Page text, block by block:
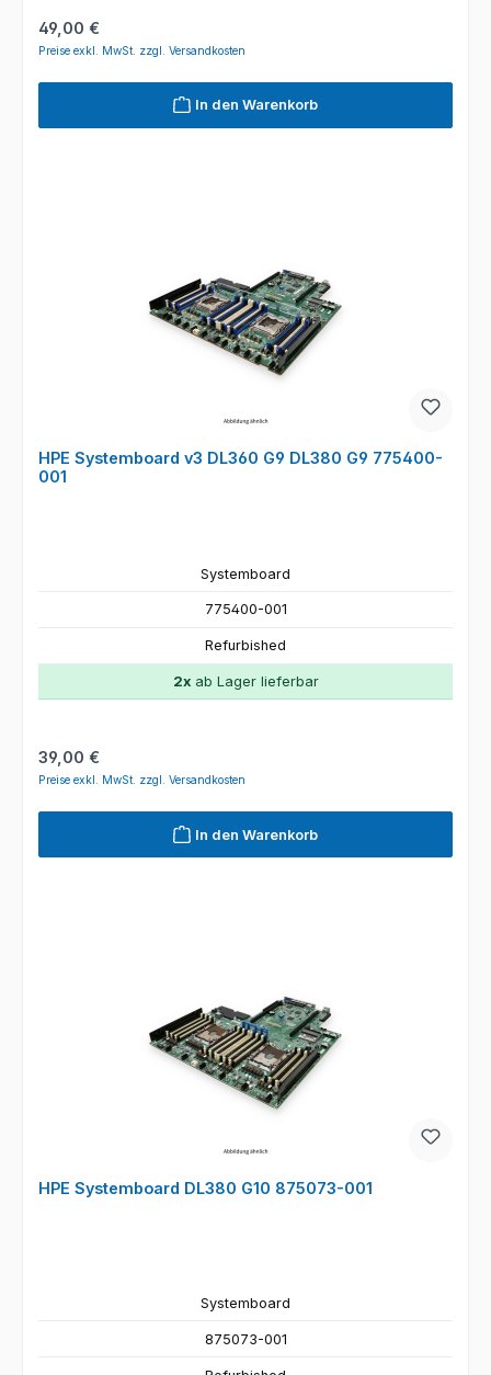
Regulärer Preis:
49,00 €
Preise exkl. MwSt. zzgl. Versandkosten
In den Warenkorb
HPE Systemboard v3 DL360 G9 DL380 G9 775400-
001
Systemboard
775400-001
Refurbished
2xab Lager lieferbar
Regulärer Preis:
39,00 €
Preise exkl. MwSt. zzgl. Versandkosten
In den Warenkorb
HPE Systemboard DL380 G10 875073-001
Systemboard
875073-001